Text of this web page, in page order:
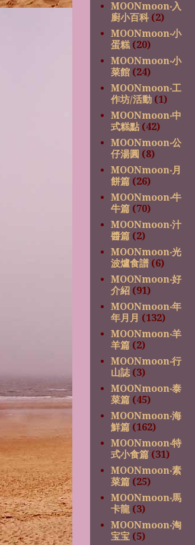
MOONmoon‧入
廚小百科 (2)
MOONmoon‧小
蛋糕 (20)
MOONmoon‧小
菜館 (24)
MOONmoon‧工
作坊/活動 (1)
MOONmoon‧中
式糕點 (42)
MOONmoon‧公
仔湯圓 (8)
MOONmoon‧月
餅篇 (26)
MOONmoon‧牛
牛篇 (70)
MOONmoon‧汁
醬篇 (2)
MOONmoon‧光
波爐食譜 (6)
MOONmoon‧好
介紹 (91)
MOONmoon‧年
年月月 (132)
MOONmoon‧羊
羊篇 (2)
MOONmoon‧行
山誌 (3)
MOONmoon‧泰
菜篇 (45)
MOONmoon‧海
鮮篇 (162)
MOONmoon‧特
式小食篇 (31)
MOONmoon‧素
菜篇 (25)
MOONmoon‧馬
卡龍 (3)
MOONmoon‧淘
宝宝 (5)